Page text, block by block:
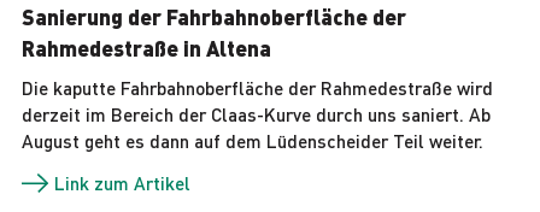
Sanierung der Fahrbahnoberfläche der
Rahmedestraße in Altena
Die kaputte Fahrbahnoberfläche der Rahmedestraße wird
derzeit im Bereich der Claas-Kurve durch uns saniert. Ab
August geht es dann auf dem Lüdenscheider Teil weiter.
Link zum Artikel